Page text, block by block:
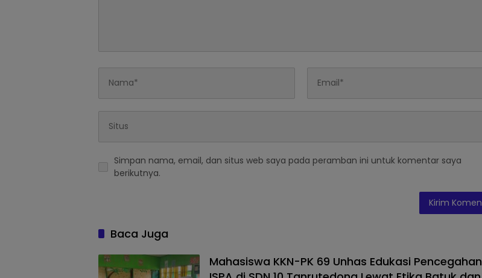
Simpan nama, email, dan situs web saya pada peramban ini untuk komentar saya
berikutnya.
Baca Juga
Mahasiswa KKN-PK 69 Unhas Edukasi Pencegahan